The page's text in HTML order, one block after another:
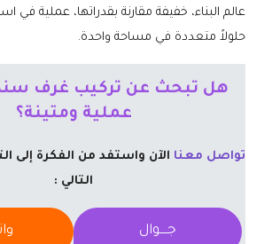
عالم البناء، خفيفة مقارنة بقدراتها، عملية في
حلولاً متعددة في مساحة واحدة.
هل تبحث عن تركيب غرف
عملية ومتينة؟
تواصل معنا الآن واستفد من الفكرة إلى
التالي :
جــــوال